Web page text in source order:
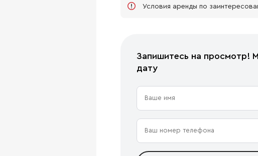
Условия аренды по
Запишитесь на просмотр!
дату